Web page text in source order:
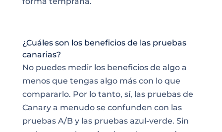
¿Cuáles son los beneficios de las pruebas
canarias?
No puedes medir los beneficios de algo a
menos que tengas algo más con lo que
compararlo. Por lo tanto, sí, las pruebas de
Canary a menudo se confunden con las
pruebas A/B y las pruebas azul-verde. Sin